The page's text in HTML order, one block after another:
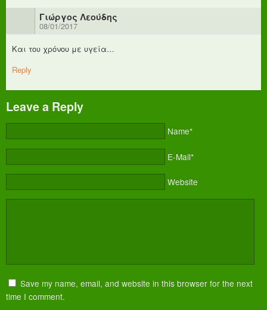
Γιώργος Λεούδης
08/01/2017
Και του χρόνου με υγεία…
Reply
Leave a Reply
Name*
E-Mail*
Website
Save my name, email, and website in this browser for the next
time I comment.